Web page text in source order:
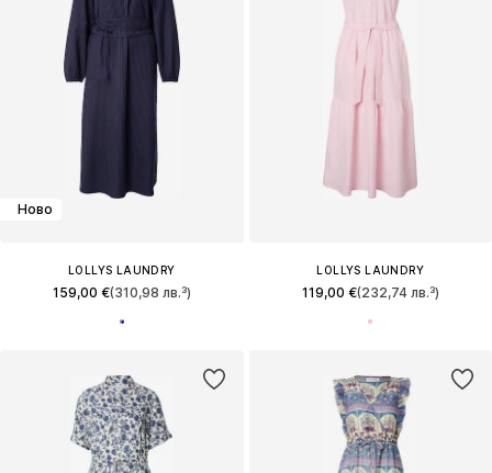
Ново
LOLLYS LAUNDRY
159,00 €(310,98 лв.³)
LOLLYS LAUNDRY
119,00 €(232,74 лв.³)